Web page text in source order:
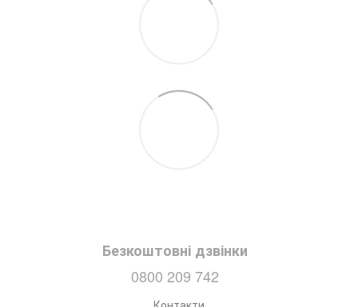
Безкоштовні дзвінки
0800 209 742